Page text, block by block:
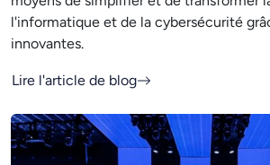
l'informatique et de la cybersécurité
innovantes.
Lire l'article de blog